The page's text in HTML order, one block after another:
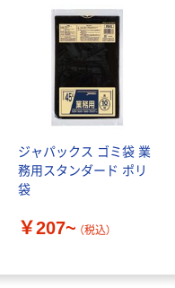
ジャパックス ゴミ袋 業
務用スタンダード ポリ
袋
￥207~ （税込）